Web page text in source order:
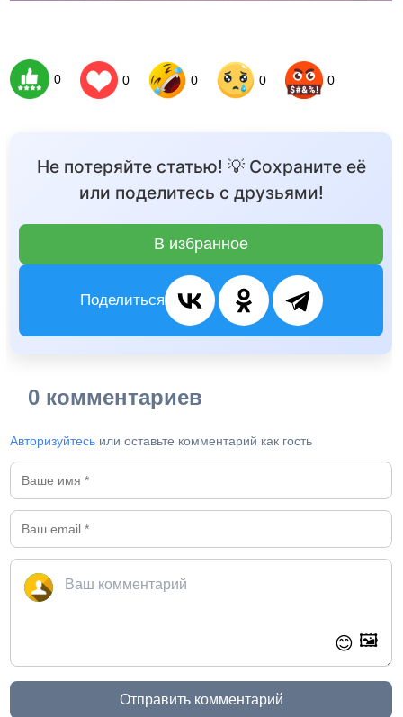
0 0 0 0 0
Не потеряйте статью! 💡 Сохраните её
или поделитесь с друзьями!
В избранное
Поделиться
0 комментариев
Авторизуйтесь или оставьте комментарий как гость
😊 🖼️
Отправить комментарий